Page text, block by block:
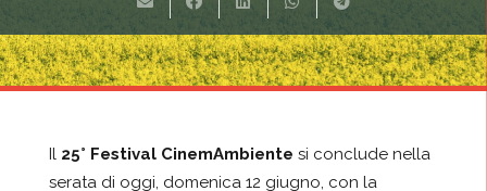
Il 25° Festival CinemAmbiente si conclude nella
serata di oggi, domenica 12 giugno, con la